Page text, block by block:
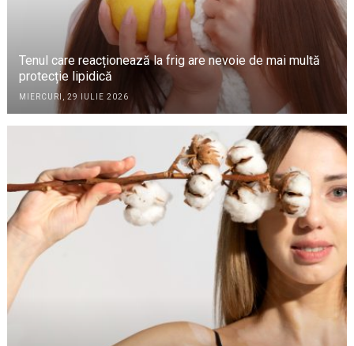
Tenul care reacționează la frig are nevoie de mai multă
protecție lipidică
MIERCURI, 29 IULIE 2026